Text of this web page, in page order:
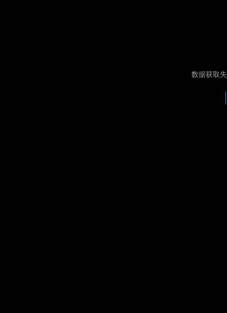
数据获取